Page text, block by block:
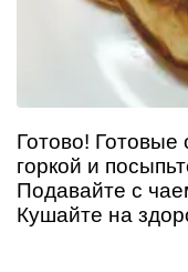
Готово!
горкой и
Подавайте с
Кушайте на